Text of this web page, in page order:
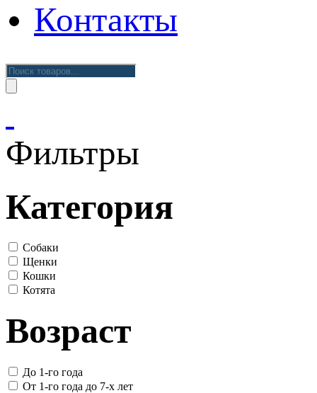
Контакты
Поиск
товаров
Фильтры
Категория
Собаки
Щенки
Кошки
Котята
Возраст
До 1-го года
От 1-го года до 7-х лет